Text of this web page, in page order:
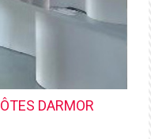
DARMOR